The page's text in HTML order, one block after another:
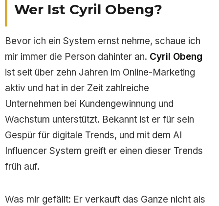
Wer Ist Cyril Obeng?
Bevor ich ein System ernst nehme, schaue ich
mir immer die Person dahinter an. Cyril Obeng
ist seit über zehn Jahren im Online-Marketing
aktiv und hat in der Zeit zahlreiche
Unternehmen bei Kundengewinnung und
Wachstum unterstützt. Bekannt ist er für sein
Gespür für digitale Trends, und mit dem AI
Influencer System greift er einen dieser Trends
früh auf.
Was mir gefällt: Er verkauft das Ganze nicht als